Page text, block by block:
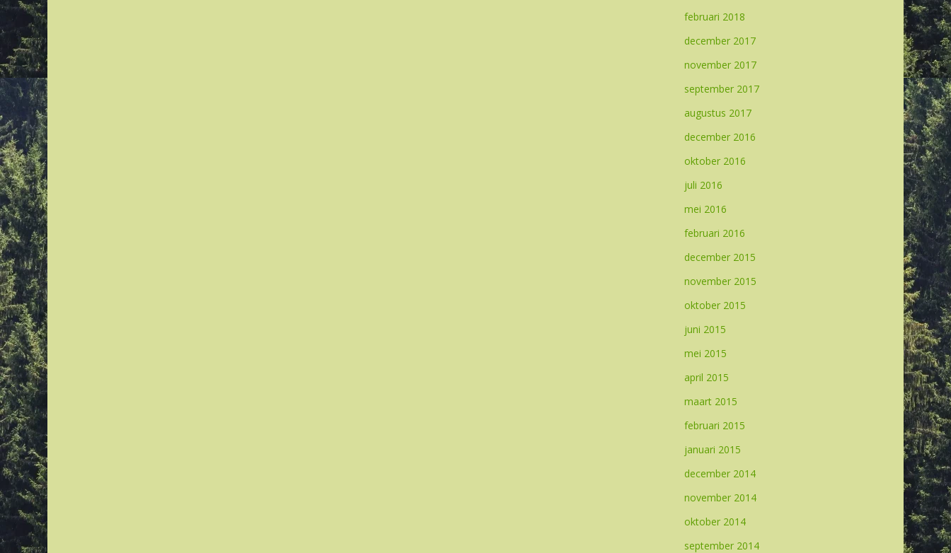
februari 2018
december 2017
november 2017
september 2017
augustus 2017
december 2016
oktober 2016
juli 2016
mei 2016
februari 2016
december 2015
november 2015
oktober 2015
juni 2015
mei 2015
april 2015
maart 2015
februari 2015
januari 2015
december 2014
november 2014
oktober 2014
september 2014